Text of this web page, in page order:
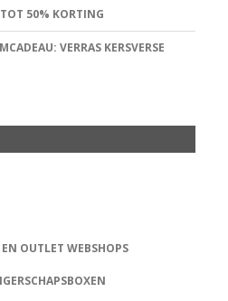
50% KORTING
VERRAS KERSVERSE
OUTLET WEBSHOPS